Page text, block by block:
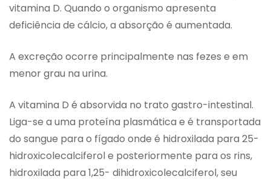
vitamina D. Quando o organismo apresenta
deficiência de cálcio, a absorção é aumentada.
A excreção ocorre principalmente nas fezes e em
menor grau na urina.
A vitamina D é absorvida no trato gastro-intestinal.
Liga-se a uma proteína plasmática e é transportada
do sangue para o fígado onde é hidroxilada para 25-
hidroxicolecalciferol e posteriormente para os rins,
hidroxilada para 1,25- dihidroxicolecalciferol, seu